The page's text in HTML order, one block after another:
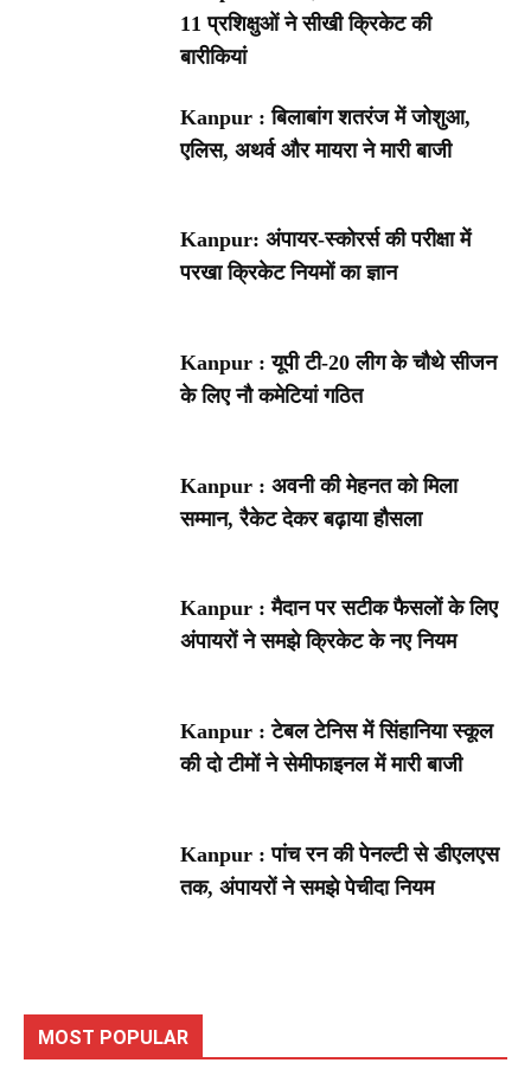
11 प्रशिक्षुओं ने सीखी क्रिकेट की
बारीकियां
Kanpur : बिलाबांग शतरंज में जोशुआ,
एलिस, अथर्व और मायरा ने मारी बाजी
Kanpur: अंपायर-स्कोरर्स की परीक्षा में
परखा क्रिकेट नियमों का ज्ञान
Kanpur : यूपी टी-20 लीग के चौथे सीजन
के लिए नौ कमेटियां गठित
Kanpur : अवनी की मेहनत को मिला
सम्मान, रैकेट देकर बढ़ाया हौसला
Kanpur : मैदान पर सटीक फैसलों के लिए
अंपायरों ने समझे क्रिकेट के नए नियम
Kanpur : टेबल टेनिस में सिंहानिया स्कूल
की दो टीमों ने सेमीफाइनल में मारी बाजी
Kanpur : पांच रन की पेनल्टी से डीएलएस
तक, अंपायरों ने समझे पेचीदा नियम
MOST POPULAR